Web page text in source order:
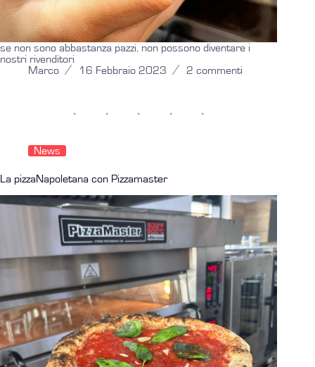
se non sono abbastanza pazzi, non possono diventare i
nostri rivenditori
Marco
16 Febbraio 2023 2 commenti
News
La pizzaNapoletana con Pizzamaster